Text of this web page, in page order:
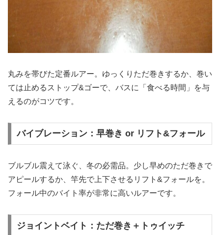
丸みを帯びた定番ルアー。ゆっくりただ巻きするか、巻い
ては止めるストップ&ゴーで、バスに「食べる時間」を与
えるのがコツです。
バイブレーション：早巻き or リフト&フォール
ブルブル震えて泳ぐ、冬の必需品。少し早めのただ巻きで
アピールするか、竿先で上下させるリフト&フォールを。
フォール中のバイト率が非常に高いルアーです。
ジョイントベイト：ただ巻き＋トゥイッチ